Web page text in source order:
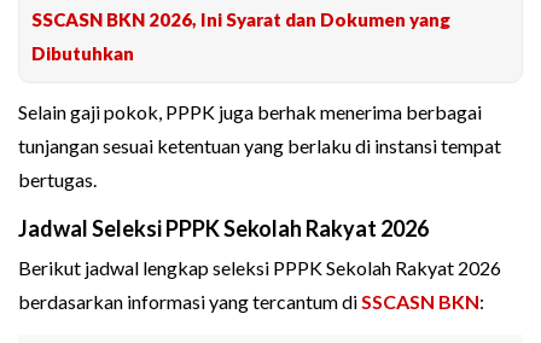
SSCASN BKN 2026, Ini Syarat dan Dokumen yang
Dibutuhkan
Selain gaji pokok, PPPK juga berhak menerima berbagai
tunjangan sesuai ketentuan yang berlaku di instansi tempat
bertugas.
Jadwal Seleksi PPPK Sekolah Rakyat 2026
Berikut jadwal lengkap seleksi PPPK Sekolah Rakyat 2026
berdasarkan informasi yang tercantum diSSCASN BKN: